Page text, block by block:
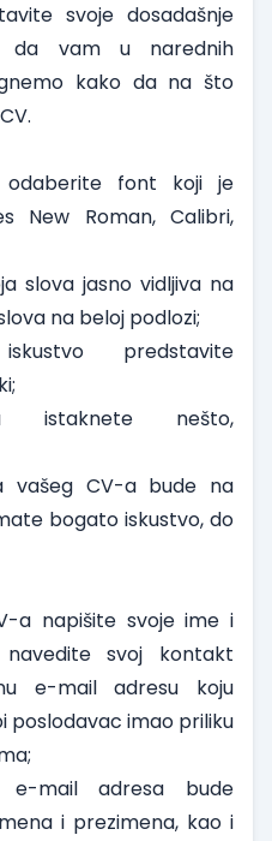
svoje dosadašnje
da vam u narednih
kako da na što
odaberite font koji je
New Roman, Calibri,
slova jasno vidljiva na
na beloj podlozi;
predstavite
istaknete nešto,
vašeg CV-a bude na
bogato iskustvo, do
a napišite svoje ime i
svoj kontakt
e-mail adresu koju
poslodavac imao priliku
mail adresa bude
i prezimena, kao i